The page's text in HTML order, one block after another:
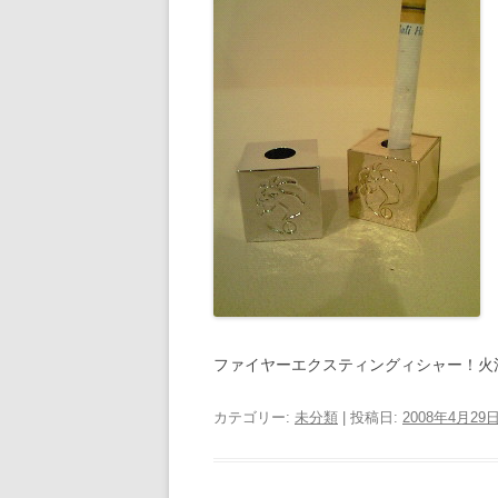
ファイヤーエクスティングィシャー！火
カテゴリー: 未分類 | 投稿日: 2008年4月29日